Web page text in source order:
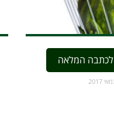
לכתבה המלאה